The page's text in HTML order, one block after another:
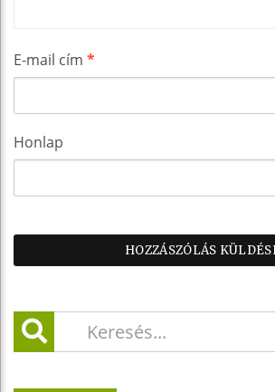
E-mail cím *
Honlap